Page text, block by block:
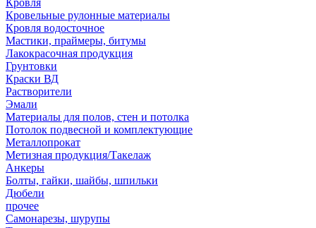
Кровля
Кровельные рулонные материалы
Кровля водосточное
Мастики, праймеры, битумы
Лакокрасочная продукция
Грунтовки
Краски ВД
Растворители
Эмали
Материалы для полов, стен и потолка
Потолок подвесной и комплектующие
Металлопрокат
Метизная продукция/Такелаж
Анкеры
Болты, гайки, шайбы, шпильки
Дюбели
прочее
Самонарезы, шурупы